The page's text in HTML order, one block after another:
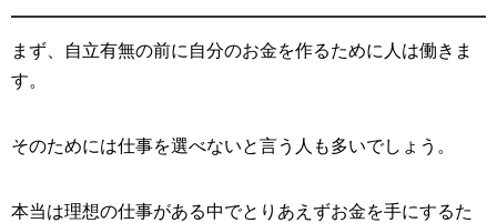
まず、自立有無の前に自分のお金を作るために人は働きま
す。
そのためには仕事を選べないと言う人も多いでしょう。
本当は理想の仕事がある中でとりあえずお金を手にするた